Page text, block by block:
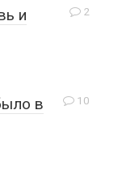
2
и
10
в